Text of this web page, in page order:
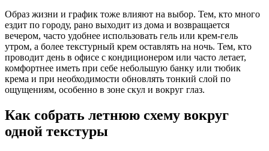
Образ жизни и график тоже влияют на выбор. Тем, кто много
ездит по городу, рано выходит из дома и возвращается
вечером, часто удобнее использовать гель или крем-гель
утром, а более текстурный крем оставлять на ночь. Тем, кто
проводит день в офисе с кондиционером или часто летает,
комфортнее иметь при себе небольшую банку или тюбик
крема и при необходимости обновлять тонкий слой по
ощущениям, особенно в зоне скул и вокруг глаз.
Как собрать летнюю схему вокруг
одной текстуры